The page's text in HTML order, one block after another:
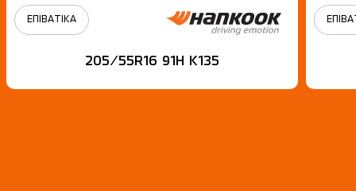
ΕΠΙΒΑΤΙΚΑ
205/55R16 91H Κ135